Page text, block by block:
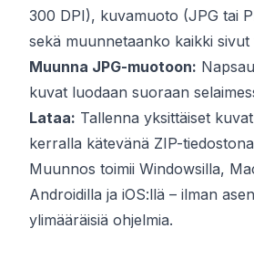
300 DPI), kuvamuoto (JPG tai
sekä muunnetaanko kaikki sivut
Muunna JPG-muotoon:
kuvat luodaan suoraan
Lataa: Tallenna yksittäiset
kerralla kätevänä ZIP-
Muunnos toimii Windowsilla,
Androidilla ja iOS:llä – ilman
ylimääräisiä ohjelmia.